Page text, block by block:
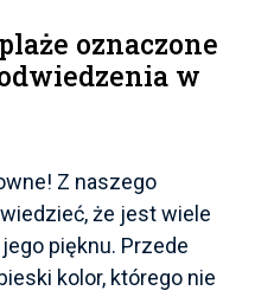
oznaczone
w
Z naszego
że jest wiele
pięknu. Przede
kolor, którego nie